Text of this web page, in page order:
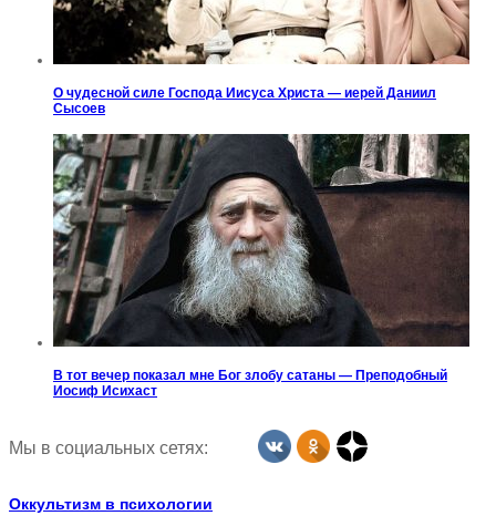
О чудесной силе Господа Иисуса Христа — иерей Даниил
Сысоев
В тот вечер показал мне Бог злобу сатаны — Преподобный
Иосиф Исихаст
Мы в социальных сетях:
Оккультизм в психологии